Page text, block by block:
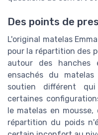
Des points de
L'original matelas
pour la répartition des
autour des hanches
ensachés du
soutien différent
certaines
le matelas en
répartition du poids